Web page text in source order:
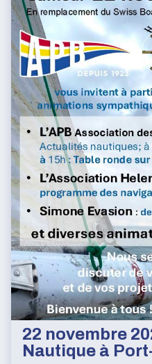
22 novembre
Nautique à